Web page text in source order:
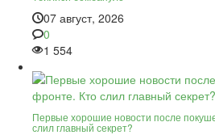
07 август, 2026
0
1 554
Первые хорошие новости после
слил главный секрет?